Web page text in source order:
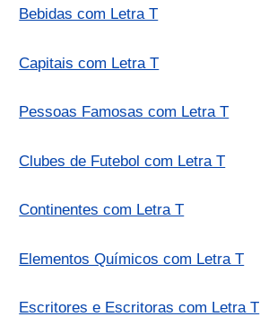
Bebidas com Letra T
Capitais com Letra T
Pessoas Famosas com Letra T
Clubes de Futebol com Letra T
Continentes com Letra T
Elementos Químicos com Letra T
Escritores e Escritoras com Letra T